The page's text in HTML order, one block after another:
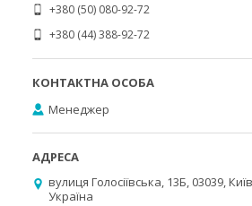
+380 (50) 080-92-72
+380 (44) 388-92-72
Менеджер
вулиця Голосіївська, 13Б, 03039,
Україна